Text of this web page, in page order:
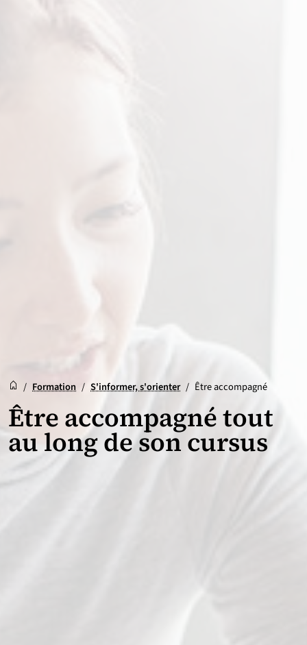
Accueil
Accueil
/ Formation / S'informer, s'orienter / Être accompagné
Être accompagné tout
au long de son cursus